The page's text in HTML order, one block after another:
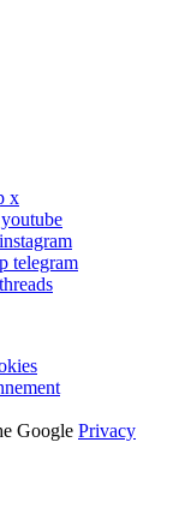
x
telegram
Google Privacy